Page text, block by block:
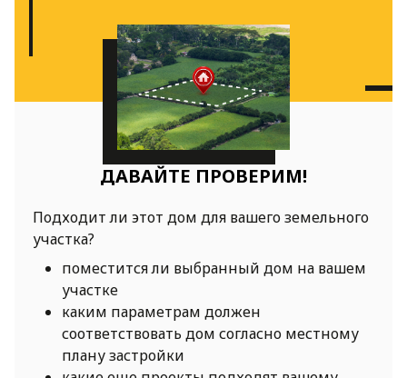
ДАВАЙТЕ ПРОВЕРИМ!
Подходит ли этот дом для вашего земельного
участка?
поместится ли выбранный дом на вашем
участке
каким параметрам должен
соответствовать дом согласно местному
плану застройки